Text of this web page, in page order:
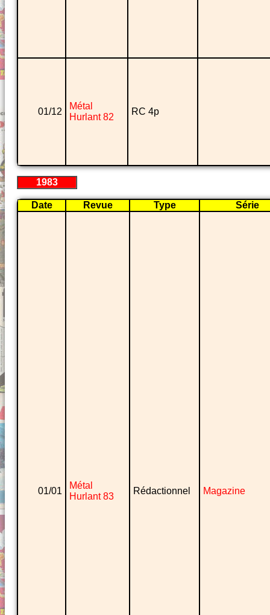
01/12
Métal
Hurlant 82
RC 4p
1983
Date Revue Type Série
01/01
Métal
Hurlant 83
Rédactionnel Magazine